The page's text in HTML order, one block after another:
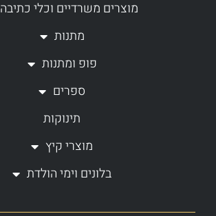
o
k
f
r
a
מוצרים משרדיים וכלי כתיבה
מתנות
פופ ומתנות
ספרים
תינוקות
מוצרי קיץ
בלונים וימי הולדת